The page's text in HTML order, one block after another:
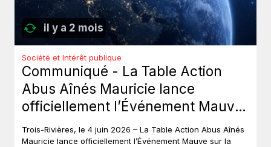
il y a 2 mois
Société et Intérêt publique
Communiqué - La Table Action
Abus Aînés Mauricie lance
officiellement l’Événement Mauve
sur la route.
Trois-Rivières, le 4 juin 2026 – La Table Action Abus Aînés
Mauricie lance officiellement l’Événement Mauve sur la